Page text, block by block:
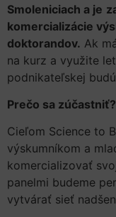
Smoleniciach a je
komercializácie
doktorandov. Ak
na kurz a využite
podnikateľskej
Prečo sa zúčastniť?
Cieľom Science to
výskumníkom a
komercializovať
panelmi budeme
vytvárať sieť